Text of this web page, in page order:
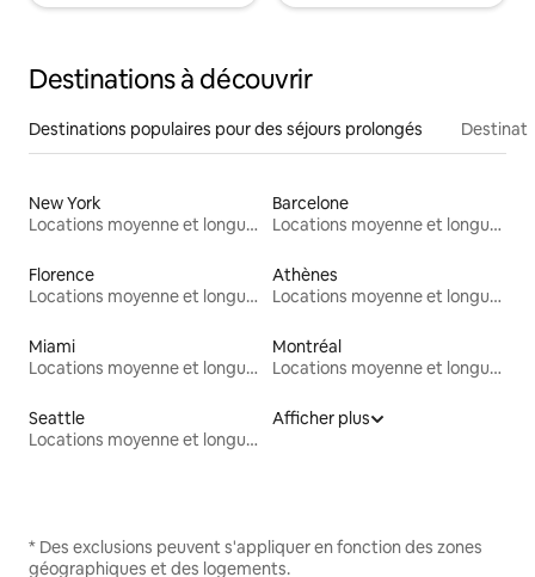
Destinations à découvrir
Destinations populaires pour des séjours prolongés
New York
Locations moyenne et longue durée
Barcelone
Locations moyenne et longue durée
Florence
Locations moyenne et longue durée
Athènes
Locations moyenne et longue durée
Miami
Locations moyenne et longue durée
Montréal
Locations moyenne et longue durée
Seattle
Locations moyenne et longue durée
Afficher plus
* Des exclusions peuvent s'appliquer en fonction des zones
géographiques et des logements.